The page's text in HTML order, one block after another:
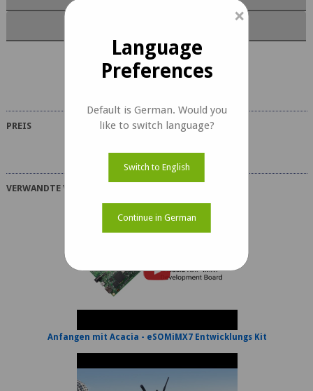
Acacia Dokumente
PREIS
VERWANDTE VIDEOS
Anfangen mit Acacia - eSOMiMX7 Entwicklungs Kit
×
Language
Preferences
Default is German. Would you
like to switch language?
Switch to English
Continue in German